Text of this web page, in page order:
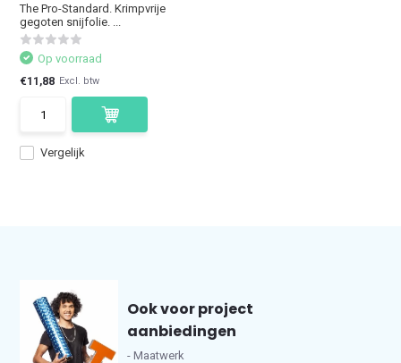
The Pro-Standard. Krimpvrije
gegoten snijfolie. ...
Vergelijk
Op voorraad
€11,88 Excl. btw
Ook voor project
aanbiedingen
- Maatwerk